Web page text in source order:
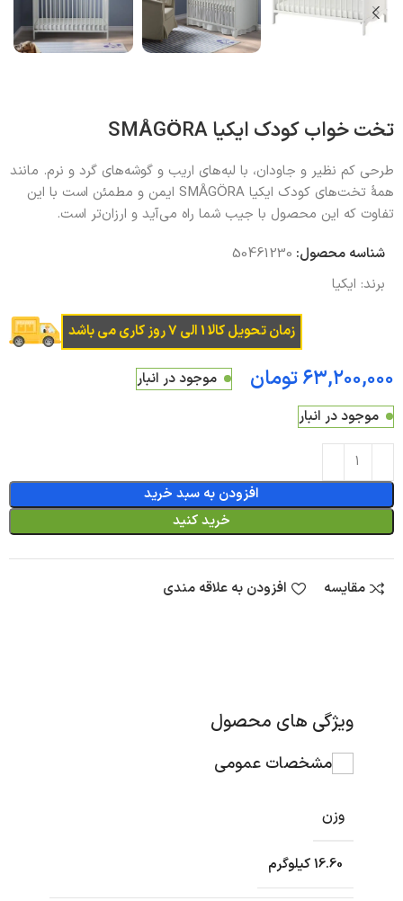
تخت خواب کودک ایکیا SMÅGÖRA
طرحی کم نظیر و جاودان، با لبه‌های اریب و گوشه‌های گرد و نرم. مانند
همۀ تخت‌های کودک ایکیا SMÅGÖRA ایمن و مطمئن است با این
تفاوت که این محصول با جیب شما راه می‌آید و ارزان‌تر است.
شناسه محصول: 50461230
برند: ایکیا
زمان تحویل کالا 1 الی 7 روز کاری می باشد
تومان
موجود در انبار
موجود در انبار
افزودن به سبد خرید
خرید کنید
مقایسه افزودن به علاقه مندی
ویژگی های محصول
مشخصات عمومی
وزن
16.60 کیلوگرم